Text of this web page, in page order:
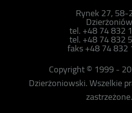
Rynek 27,
Dzierżoniów
tel. +48 74 832
tel. +48 74 832
faks +48 74 832
Copyright © 1999 -
Dzierżoniowski. Wszelkie
zastrzeżone.